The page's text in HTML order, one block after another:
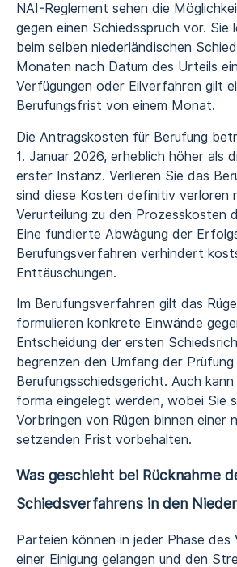
NAI-Reglement sehen die
gegen einen Schiedsspruch vor. Sie
beim selben niederländischen
Monaten nach Datum des Urteils
Verfügungen oder Eilverfahren gilt
Berufungsfrist von einem Monat.
Die Antragskosten für Berufung
1. Januar 2026, erheblich höher als
erster Instanz. Verlieren Sie das
sind diese Kosten definitiv verloren
Verurteilung zu den Prozesskosten
Eine fundierte Abwägung der
Berufungsverfahren verhindert
Enttäuschungen.
Im Berufungsverfahren gilt das
formulieren konkrete Einwände
Entscheidung der ersten
begrenzen den Umfang der
Berufungsschiedsgericht. Auch
forma eingelegt werden, wobei Sie
Vorbringen von Rügen binnen einer
setzenden Frist vorbehalten.
Was geschieht bei Rücknahme
Schiedsverfahrens in den
Parteien können in jeder Phase des
einer Einigung gelangen und den